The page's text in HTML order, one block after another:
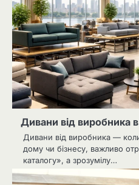
Дивани від виробника в
Дивани від виробника —
дому чи бізнесу, важливо
каталогу», а зрозумілу…